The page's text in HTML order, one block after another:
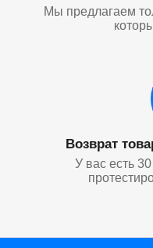
Мы предлагаем
Возврат
У вас есть